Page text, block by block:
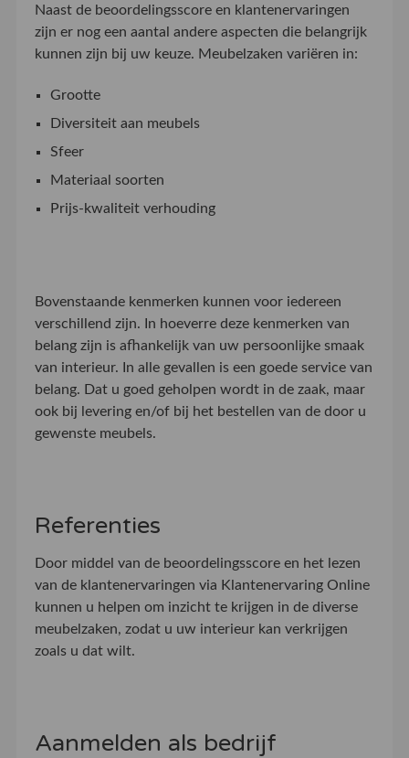
Naast de beoordelingsscore en klantenervaringen
zijn er nog een aantal andere aspecten die belangrijk
kunnen zijn bij uw keuze. Meubelzaken variëren in:
Grootte
Diversiteit aan meubels
Sfeer
Materiaal soorten
Prijs-kwaliteit verhouding
Bovenstaande kenmerken kunnen voor iedereen
verschillend zijn. In hoeverre deze kenmerken van
belang zijn is afhankelijk van uw persoonlijke smaak
van interieur. In alle gevallen is een goede service van
belang. Dat u goed geholpen wordt in de zaak, maar
ook bij levering en/of bij het bestellen van de door u
gewenste meubels.
Referenties
Door middel van de beoordelingsscore en het lezen
van de klantenervaringen via Klantenervaring Online
kunnen u helpen om inzicht te krijgen in de diverse
meubelzaken, zodat u uw interieur kan verkrijgen
zoals u dat wilt.
Aanmelden als bedrijf